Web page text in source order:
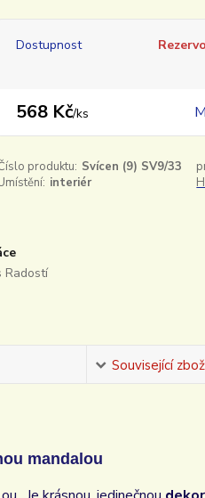
Dostupnost
568 Kč/ks
produktu: Svícen (9) SV9/33
interiér
Radostí
Související
mandalou